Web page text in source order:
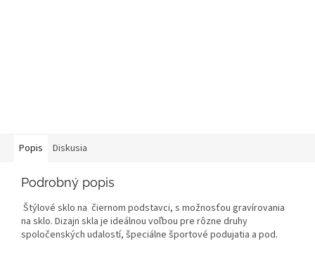
Popis Diskusia
Podrobný popis
Štýlové sklo na čiernom podstavci, s možnosťou gravírovania
na sklo. Dizajn skla je ideálnou voľbou pre rôzne druhy
spoločenských udalostí, špeciálne športové podujatia a pod.